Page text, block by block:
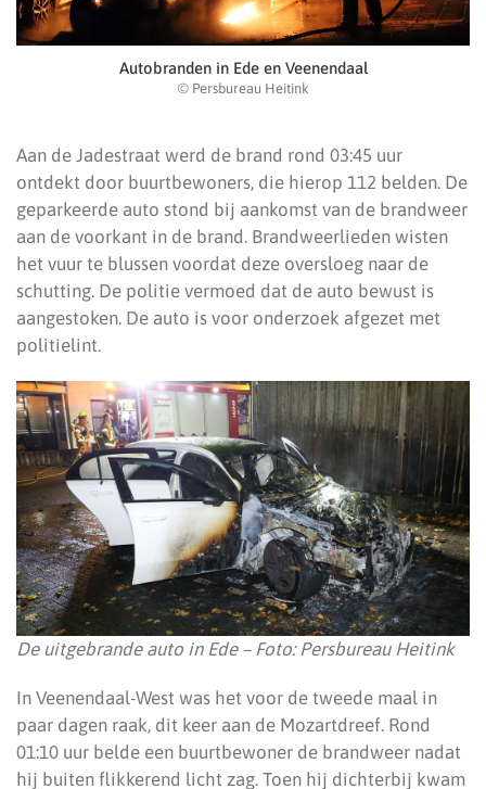
Autobranden in Ede en Veenendaal
© Persbureau Heitink
Aan de Jadestraat werd de brand rond 03:45 uur
ontdekt door buurtbewoners, die hierop 112 belden. De
geparkeerde auto stond bij aankomst van de brandweer
aan de voorkant in de brand. Brandweerlieden wisten
het vuur te blussen voordat deze oversloeg naar de
schutting. De politie vermoed dat de auto bewust is
aangestoken. De auto is voor onderzoek afgezet met
politielint.
De uitgebrande auto in Ede – Foto: Persbureau Heitink
In Veenendaal-West was het voor de tweede maal in
paar dagen raak, dit keer aan de Mozartdreef. Rond
01:10 uur belde een buurtbewoner de brandweer nadat
hij buiten flikkerend licht zag. Toen hij dichterbij kwam